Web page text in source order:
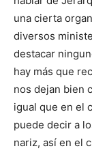
una cierta
diversos
destacar
hay más que
nos dejan bien
igual que en el
puede decir a
nariz, así en el